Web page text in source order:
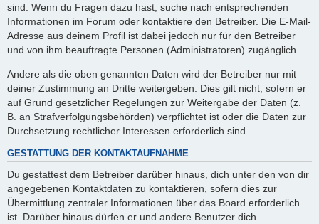
sind. Wenn du Fragen dazu hast, suche nach entsprechenden
Informationen im Forum oder kontaktiere den Betreiber. Die E-Mail-
Adresse aus deinem Profil ist dabei jedoch nur für den Betreiber
und von ihm beauftragte Personen (Administratoren) zugänglich.
Andere als die oben genannten Daten wird der Betreiber nur mit
deiner Zustimmung an Dritte weitergeben. Dies gilt nicht, sofern er
auf Grund gesetzlicher Regelungen zur Weitergabe der Daten (z.
B. an Strafverfolgungsbehörden) verpflichtet ist oder die Daten zur
Durchsetzung rechtlicher Interessen erforderlich sind.
GESTATTUNG DER KONTAKTAUFNAHME
Du gestattest dem Betreiber darüber hinaus, dich unter den von dir
angegebenen Kontaktdaten zu kontaktieren, sofern dies zur
Übermittlung zentraler Informationen über das Board erforderlich
ist. Darüber hinaus dürfen er und andere Benutzer dich